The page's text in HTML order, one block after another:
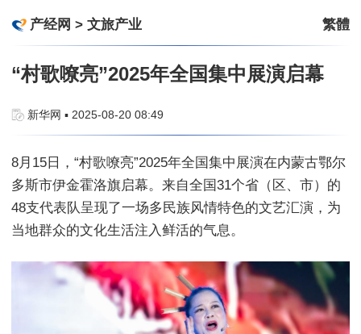
产经网 > 文旅产业 繁體
“村歌嘹亮”2025年全国集中展演启幕
新华网 ▪ 2025-08-20 08:49
8月15日，“村歌嘹亮”2025年全国集中展演在内蒙古鄂尔
多斯市伊金霍洛旗启幕。来自全国31个省（区、市）的
48支代表队呈现了一场多民族风情特色的文艺汇演，为
当地群众的文化生活注入鲜活的气息。